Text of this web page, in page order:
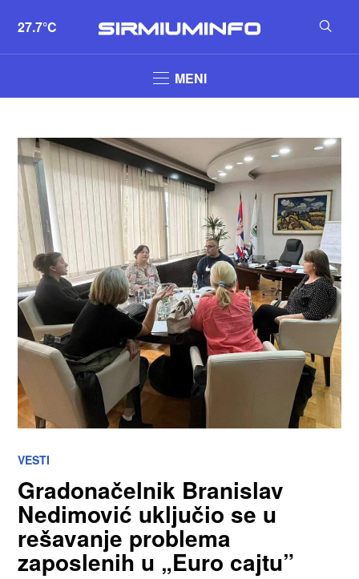
27.7°C
MENI
VESTI
Gradonačelnik Branislav
Nedimović uključio se u
rešavanje problema
zaposlenih u „Euro cajtu”